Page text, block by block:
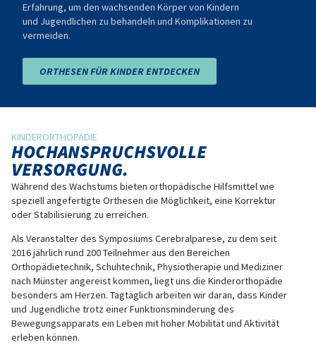
Erfahrung, um den wachsenden Körper von Kindern
und Jugendlichen zu behandeln und Komplikationen zu
vermeiden.
ORTHESEN FÜR KINDER ENTDECKEN
KINDERORTHOPÄDIE
HOCHANSPRUCHSVOLLE
VERSORGUNG.
Während des Wachstums bieten orthopädische Hilfsmittel wie
speziell angefertigte Orthesen die Möglichkeit, eine Korrektur
oder Stabilisierung zu erreichen.
Als Veranstalter des Symposiums Cerebralparese, zu dem seit
2016 jährlich rund 200 Teilnehmer aus den Bereichen
Orthopädietechnik, Schuhtechnik, Physiotherapie und Mediziner
nach Münster angereist kommen, liegt uns die Kinderorthopädie
besonders am Herzen. Tagtäglich arbeiten wir daran, dass Kinder
und Jugendliche trotz einer Funktionsminderung des
Bewegungsapparats ein Leben mit hoher Mobilität und Aktivität
erleben können.